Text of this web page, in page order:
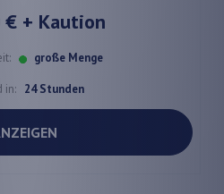
€ + Kaution
große Menge
in: 24 Stunden